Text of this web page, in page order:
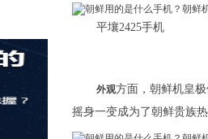
平壤2425手机
外观方面，朝鲜机皇
摇身一变成为了朝鲜贵族